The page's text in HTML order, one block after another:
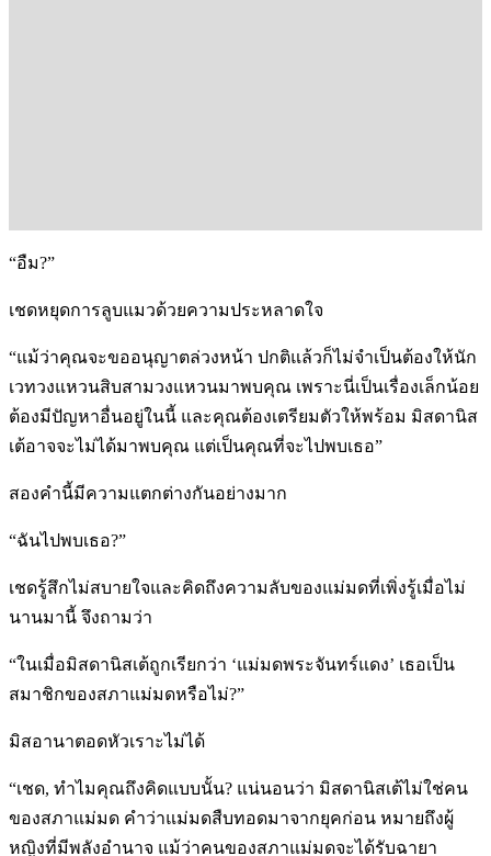
“อืม?”
เชดหยุดการลูบแมวด้วยความประหลาดใจ
“แม้ว่าคุณจะขออนุญาตล่วงหน้า ปกติแล้วก็ไม่จำเป็นต้องให้นัก
เวทวงแหวนสิบสามวงแหวนมาพบคุณ เพราะนี่เป็นเรื่องเล็กน้อย
ต้องมีปัญหาอื่นอยู่ในนี้ และคุณต้องเตรียมตัวให้พร้อม มิสดานิส
เต้อาจจะไม่ได้มาพบคุณ แต่เป็นคุณที่จะไปพบเธอ”
สองคำนี้มีความแตกต่างกันอย่างมาก
“ฉันไปพบเธอ?”
เชดรู้สึกไม่สบายใจและคิดถึงความลับของแม่มดที่เพิ่งรู้เมื่อไม่
นานมานี้ จึงถามว่า
“ในเมื่อมิสดานิสเต้ถูกเรียกว่า ‘แม่มดพระจันทร์แดง’ เธอเป็น
สมาชิกของสภาแม่มดหรือไม่?”
มิสอานาตอดหัวเราะไม่ได้
“เชด, ทำไมคุณถึงคิดแบบนั้น? แน่นอนว่า มิสดานิสเต้ไม่ใช่คน
ของสภาแม่มด คำว่าแม่มดสืบทอดมาจากยุคก่อน หมายถึงผู้
หญิงที่มีพลังอำนาจ แม้ว่าคนของสภาแม่มดจะได้รับฉายา